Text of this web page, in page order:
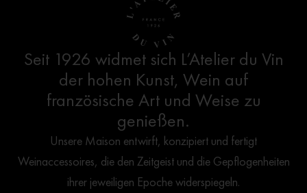
Seit 1926 widmet sich L’Atelier du Vin
der hohen Kunst, Wein auf
französische Art und Weise zu
genießen.
Unsere Maison entwirft, konzipiert und fertigt
Weinaccessoires, die den Zeitgeist und die Gepflogenheiten
ihrer jeweiligen Epoche widerspiegeln.